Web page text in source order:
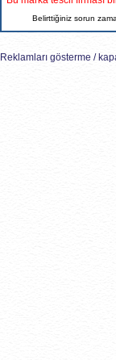
Belirttiğiniz sorun
Reklamları gösterme /